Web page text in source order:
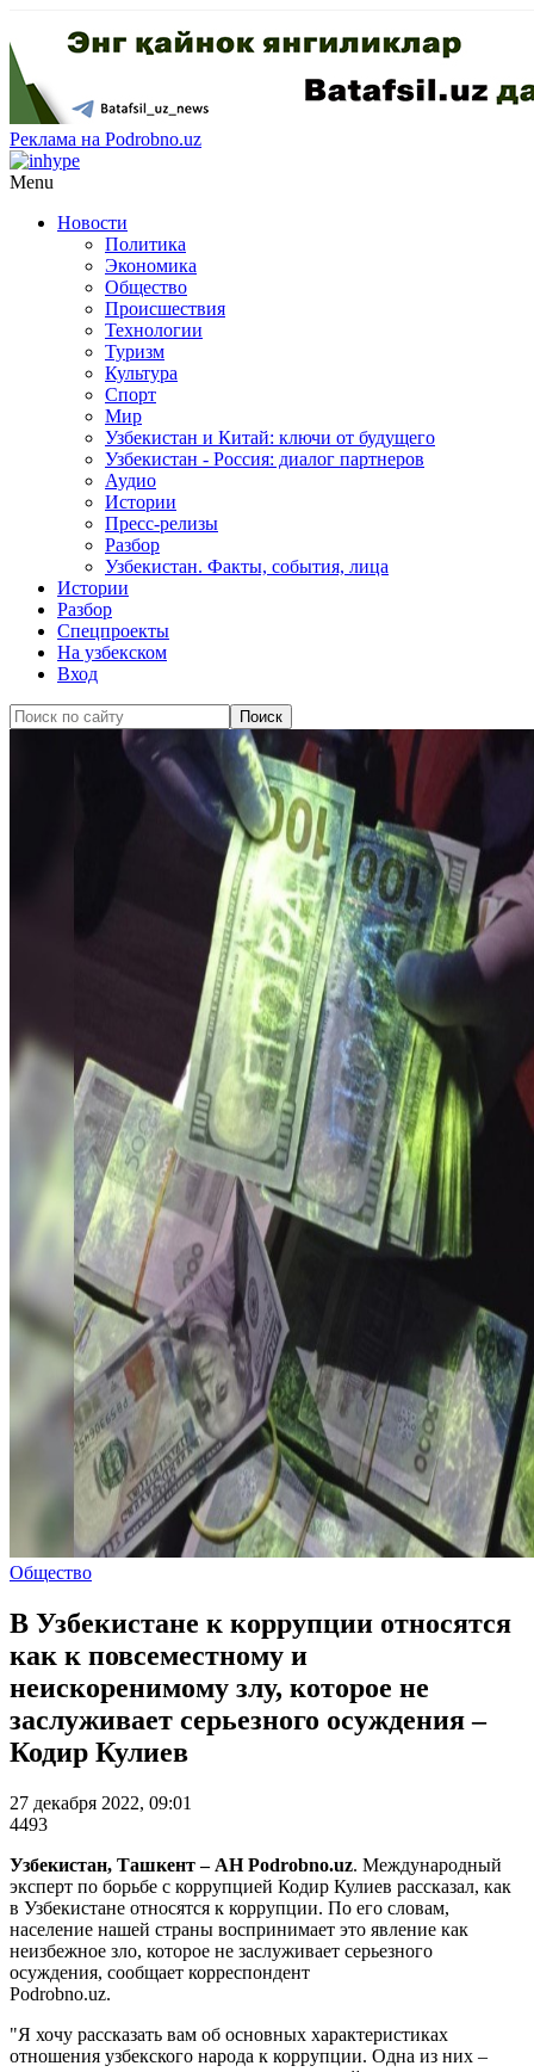
Реклама на Podrobno.uz
Menu
Новости
Политика
Экономика
Общество
Происшествия
Технологии
Туризм
Культура
Спорт
Мир
Узбекистан и Китай: ключи от будущего
Узбекистан - Россия: диалог партнеров
Аудио
Истории
Пресс-релизы
Разбор
Узбекистан. Факты, события, лица
Истории
Разбор
Спецпроекты
На узбекском
Вход
Общество
В Узбекистане к коррупции относятся
как к повсеместному и
неискоренимому злу, которое не
заслуживает серьезного осуждения –
Кодир Кулиев
27 декабря 2022, 09:01
4493
Узбекистан, Ташкент – АН Podrobno.uz. Международный
эксперт по борьбе с коррупцией Кодир Кулиев рассказал, как
в Узбекистане относятся к коррупции. По его словам,
население нашей страны воспринимает это явление как
неизбежное зло, которое не заслуживает серьезного
осуждения, сообщает корреспондент
Podrobno.uz.
"Я хочу рассказать вам об основных характеристиках
отношения узбекского народа к коррупции. Одна из них –